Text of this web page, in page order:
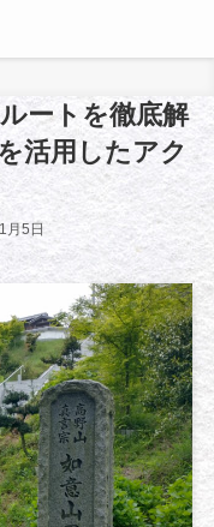
ートを徹底解
活用したアク
月5日